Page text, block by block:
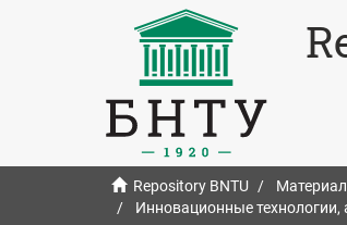
Repository BNTU
Инновационные